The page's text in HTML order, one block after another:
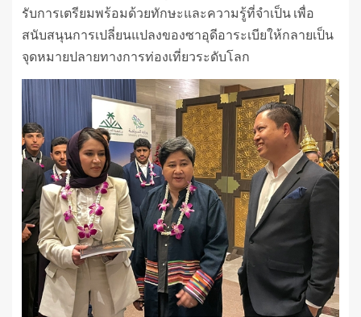
รับการเตรียมพร้อมด้วยทักษะและความรู้ที่จำเป็น เพื่อ
สนับสนุนการเปลี่ยนแปลงของซาอุดีอาระเบียให้กลายเป็น
จุดหมายปลายทางการท่องเที่ยวระดับโลก